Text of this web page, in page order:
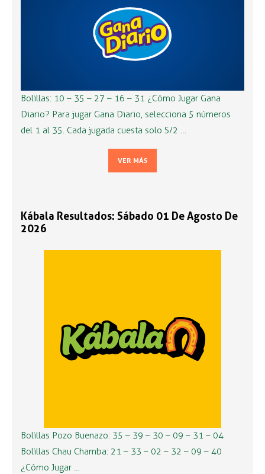
Bolillas: 10 – 35 – 27 – 16 – 31 ¿Cómo Jugar Gana
Diario? Para jugar Gana Diario, selecciona 5 números
del 1 al 35. Cada jugada cuesta solo S/2 …
VER MÁS
Kábala Resultados: Sábado 01 De Agosto De
2026
Bolillas Pozo Buenazo: 35 – 39 – 30 – 09 – 31 – 04
Bolillas Chau Chamba: 21 – 33 – 02 – 32 – 09 – 40
¿Cómo Jugar …